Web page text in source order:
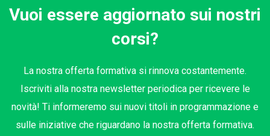
Vuoi essere aggiornato sui nostri
corsi?
La nostra offerta formativa si rinnova costantemente.
Iscriviti alla nostra newsletter periodica per ricevere le
novità! Ti informeremo sui nuovi titoli in programmazione e
sulle iniziative che riguardano la nostra offerta formativa.